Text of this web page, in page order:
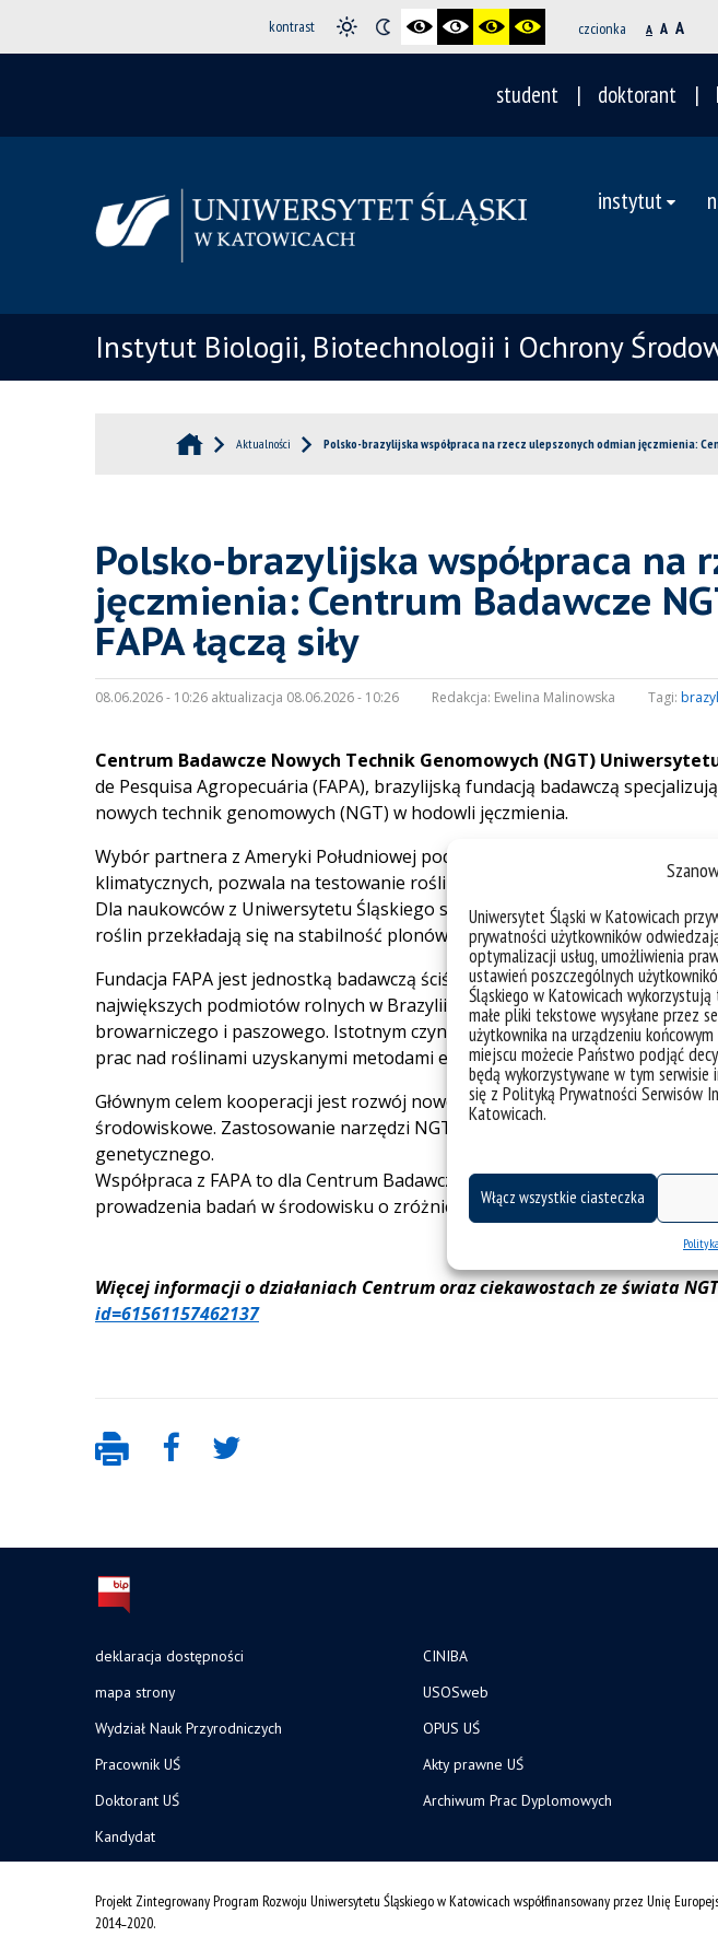
Uniwersytet Śląski w Katowicach
prywatności użytkowników
optymalizacji usług, umożliwienia
ustawień poszczególnych
Śląskiego w Katowicach
małe pliki tekstowe wysyłane przez
użytkownika na urządzeniu
miejscu możecie Państwo podjąć
będą wykorzystywane w tym
się z Polityką Prywatności Serwisów
Katowicach.
Włącz wszystkie ciasteczka
kontrast czcionka A A A
student doktorant
instytut
Instytut Biologii, Biotechnologii i Ochrony
Aktualności Polsko-brazylijska współpraca na rzecz ulepszonych odmian jęczmienia:
Polsko-brazylijska współpraca na
jęczmienia: Centrum Badawcze
FAPA łączą siły
08.06.2026 - 10:26 aktualizacja 08.06.2026 - 10:26 Redakcja: Ewelina Malinowska Tagi:
Centrum Badawcze Nowych Technik Genomowych (NGT)
de Pesquisa Agropecuária (FAPA), brazylijską fundacją badawczą
nowych technik genomowych (NGT) w hodowli jęczmienia.
Wybór partnera z Ameryki Południowej podyktowany jest unikalnymi
klimatycznych, pozwala na testowanie roślin w skrajnie różnych
Dla naukowców z Uniwersytetu Śląskiego stanowi to naturalne
roślin przekładają się na stabilność plonów w obliczu zmian klimatu.
Fundacja FAPA jest jednostką badawczą ściśle powiązaną z praktyką
największych podmiotów rolnych w Brazylii. Dzięki temu badania nad
browarniczego i paszowego. Istotnym czynnikiem są również przejrzyste
prac nad roślinami uzyskanymi metodami edycji genomu.
Głównym celem kooperacji jest rozwój nowoczesnych metod
środowiskowe. Zastosowanie narzędzi NGT umożliwia wprowadzanie
genetycznego.
Współpraca z FAPA to dla Centrum Badawczego NGT szansa na szybsze
prowadzenia badań w środowisku o zróżnicowanych uwarunkowaniach
Więcej informacji o działaniach Centrum oraz ciekawostach ze świata
id=61561157462137
deklaracja dostępności
mapa strony
Wydział Nauk Przyrodniczych
Pracownik UŚ
Doktorant UŚ
Kandydat
CINIBA
USOSweb
OPUS UŚ
Akty prawne UŚ
Archiwum Prac Dyplomowych
Projekt Zintegrowany Program Rozwoju Uniwersytetu Śląskiego w Katowicach współfinansowany przez Unię
2014˗2020.